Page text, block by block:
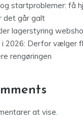
startproblemer: få
det går galt
lagerstyring
i 2026: Derfor vælger
rengøringen
at vise.